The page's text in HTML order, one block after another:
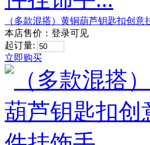
（多款混搭）黄铜葫芦钥匙扣创意
本店售价： 登录可见
起订量:
立即购买